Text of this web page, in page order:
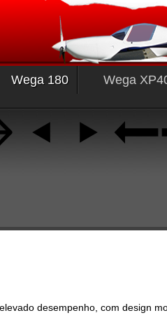
Wega 180 Wega
desempenho, com design